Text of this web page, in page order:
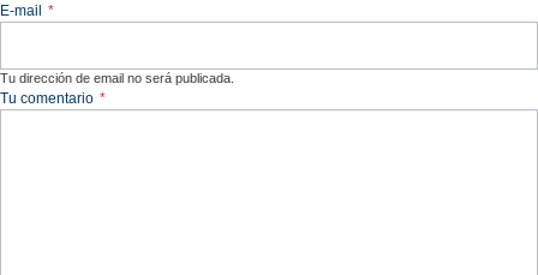
E-mail *
Tu dirección de email no será publicada.
Tu comentario *